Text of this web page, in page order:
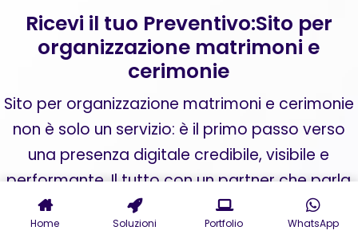
Ricevi il tuo Preventivo:Sito per
organizzazione matrimoni e
cerimonie
Sito per organizzazione matrimoni e cerimonie
non è solo un servizio: è il primo passo verso
una presenza digitale credibile, visibile e
performante. Il tutto con un partner che parla
il tuo linguaggio e traduce i tuoi obiettivi in
strategie concrete.
Home Soluzioni Portfolio WhatsApp